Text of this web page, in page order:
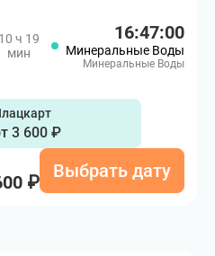
10 ч 19
мин
16:47:00
Минеральные Воды
Минеральные Воды
3 600 ₽
₽
Выбрать дату